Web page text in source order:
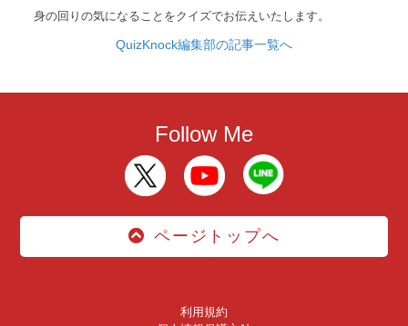
身の回りの気になることをクイズでお伝えいたします。
QuizKnock編集部の記事一覧へ
Follow Me
ページトップへ
利用規約